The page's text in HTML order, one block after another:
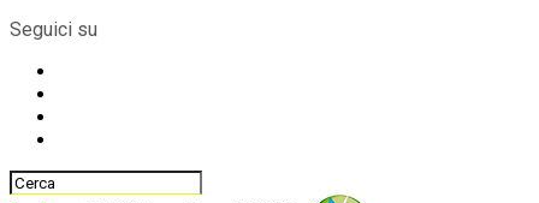
Seguici su